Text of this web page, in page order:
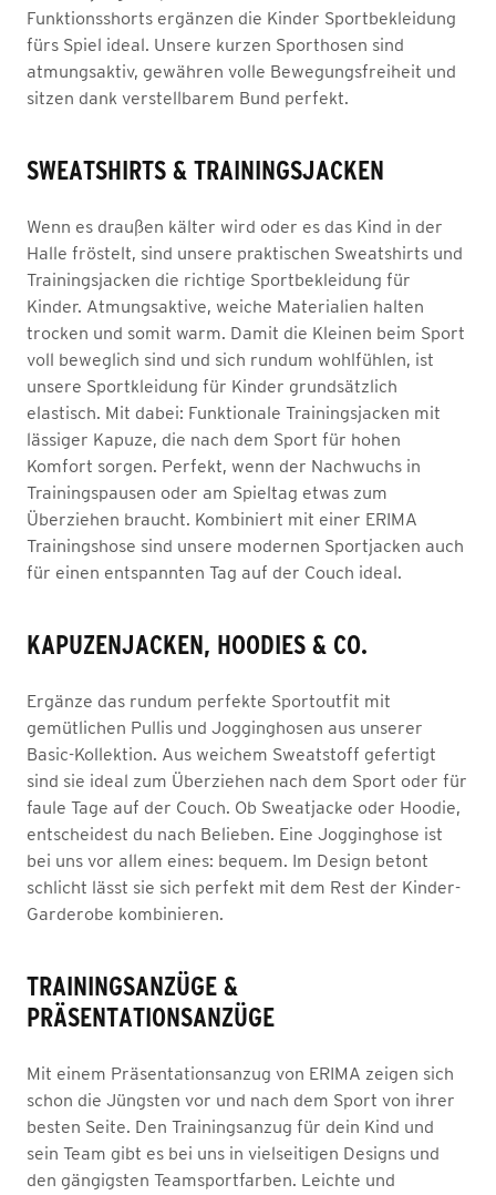
Funktionsshorts ergänzen die Kinder Sportbekleidung
fürs Spiel ideal. Unsere kurzen Sporthosen sind
atmungsaktiv, gewähren volle Bewegungsfreiheit und
sitzen dank verstellbarem Bund perfekt.
SWEATSHIRTS & TRAININGSJACKEN
Wenn es draußen kälter wird oder es das Kind in der
Halle fröstelt, sind unsere praktischen Sweatshirts und
Trainingsjacken die richtige Sportbekleidung für
Kinder. Atmungsaktive, weiche Materialien halten
trocken und somit warm. Damit die Kleinen beim Sport
voll beweglich sind und sich rundum wohlfühlen, ist
unsere Sportkleidung für Kinder grundsätzlich
elastisch. Mit dabei: Funktionale Trainingsjacken mit
lässiger Kapuze, die nach dem Sport für hohen
Komfort sorgen. Perfekt, wenn der Nachwuchs in
Trainingspausen oder am Spieltag etwas zum
Überziehen braucht. Kombiniert mit einer ERIMA
Trainingshose sind unsere modernen Sportjacken auch
für einen entspannten Tag auf der Couch ideal.
KAPUZENJACKEN, HOODIES & CO.
Ergänze das rundum perfekte Sportoutfit mit
gemütlichen Pullis und Jogginghosen aus unserer
Basic-Kollektion. Aus weichem Sweatstoff gefertigt
sind sie ideal zum Überziehen nach dem Sport oder für
faule Tage auf der Couch. Ob Sweatjacke oder Hoodie,
entscheidest du nach Belieben. Eine Jogginghose ist
bei uns vor allem eines: bequem. Im Design betont
schlicht lässt sie sich perfekt mit dem Rest der Kinder-
Garderobe kombinieren.
TRAININGSANZÜGE &
PRÄSENTATIONSANZÜGE
Mit einem Präsentationsanzug von ERIMA zeigen sich
schon die Jüngsten vor und nach dem Sport von ihrer
besten Seite. Den Trainingsanzug für dein Kind und
sein Team gibt es bei uns in vielseitigen Designs und
den gängigsten Teamsportfarben. Leichte und